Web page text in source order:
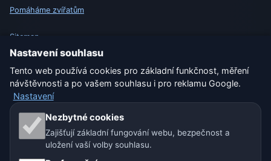
Pomáháme zvířatům
Sitemap
Nastavení
Naše weby o počasí:
🇨🇿 Česko 🇭🇷 Chorvatsko 🇧🇬 Bulharsko
🇩🇪🇦🇹🇨🇭 Německo / Rakousko / Švýcarsko
Nastavení souhlasu
Tento web používá cookies pro základní funkčnost, měření
návštěvnosti a po vašem souhlasu i pro reklamu Google.
Nastavení
Nezbytné cookies
Zajišťují základní fungování webu, bezpečnost a
uložení vaší volby souhlasu.